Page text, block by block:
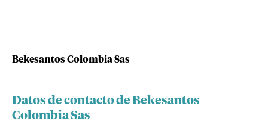
Bekesantos Colombia Sas
Datos de contacto de Bekesantos
Colombia Sas